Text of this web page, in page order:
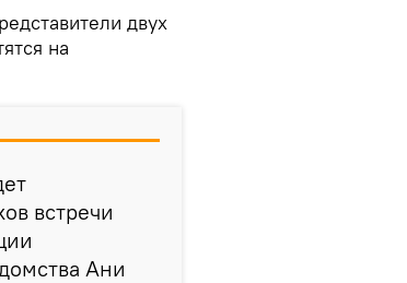
двух
на
встречи
Ани